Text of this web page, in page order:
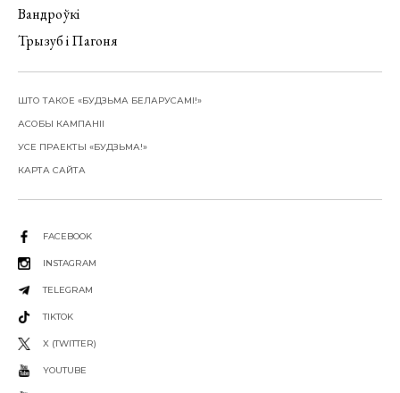
Вандроўкі
Трызуб і Пагоня
ШТО ТАКОЕ «БУДЗЬМА БЕЛАРУСАМІ!»
АСОБЫ КАМПАНІІ
УСЕ ПРАЕКТЫ «БУДЗЬМА!»
КАРТА САЙТА
FACEBOOK
INSTAGRAM
TELEGRAM
TIKTOK
X (TWITTER)
YOUTUBE